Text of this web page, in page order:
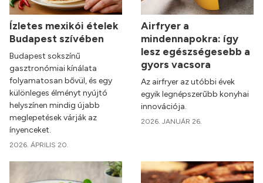
Ízletes mexikói ételek
Budapest szívében
Budapest sokszínű
gasztronómiai kínálata
folyamatosan bővül, és egy
különleges élményt nyújtó
helyszínen mindig újabb
meglepetések várják az
ínyenceket.
2026. ÁPRILIS 20.
Airfryer a
mindennapokra: így
lesz egészségesebb a
gyors vacsora
Az airfryer az utóbbi évek
egyik legnépszerűbb konyhai
innovációja.
2026. JANUÁR 26.